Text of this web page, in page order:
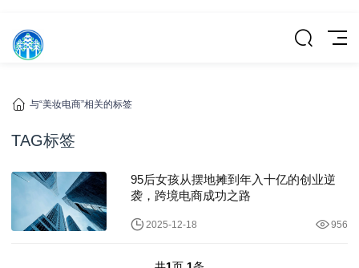
与“美妆电商”相关的标签
TAG标签
95后女孩从摆地摊到年入十亿的创业逆
袭，跨境电商成功之路
2025-12-18 956